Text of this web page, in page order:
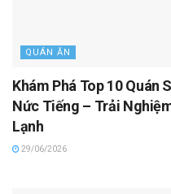
QUÁN ĂN
Khám Phá Top 10 Quán
Nức Tiếng – Trải
Lạnh
29/06/2026